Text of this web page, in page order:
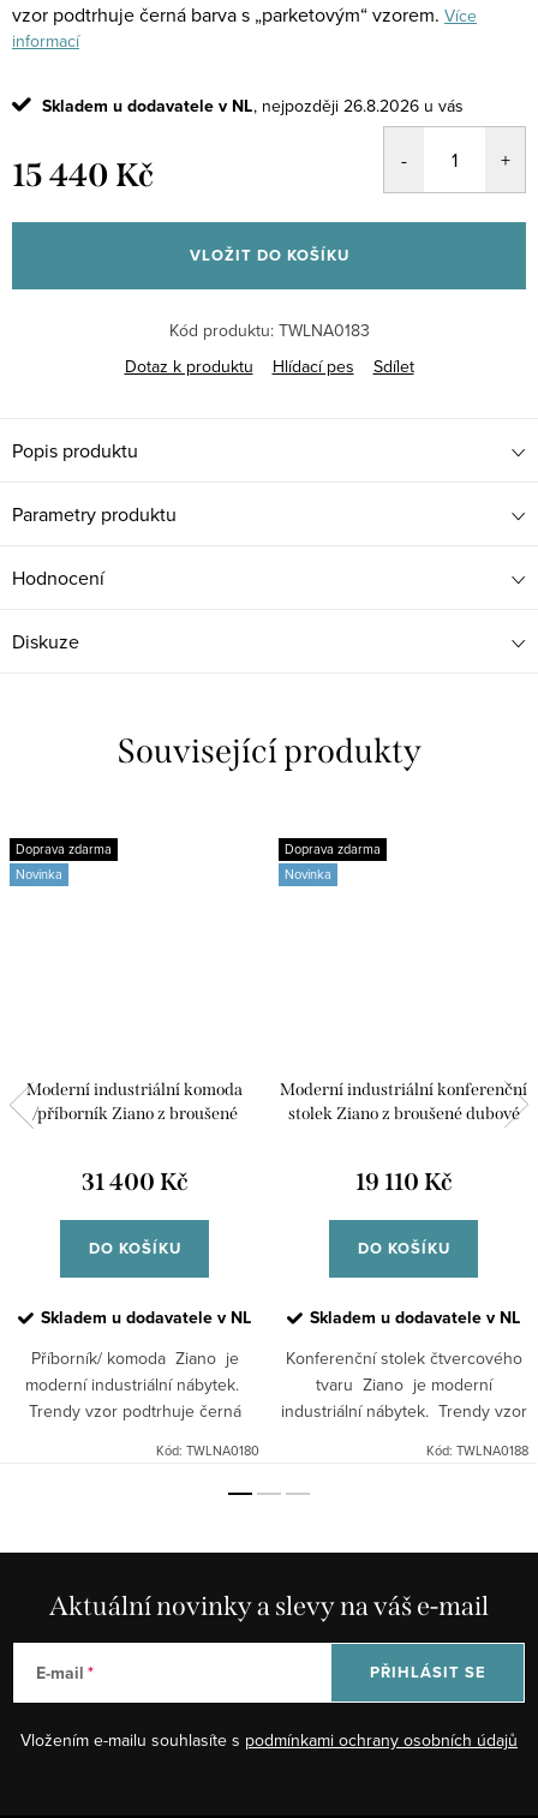
vzor podtrhuje černá barva s „parketovým“ vzorem. Více
informací
Skladem u dodavatele v NL 26.8.2026
15 440 Kč
cena:
VLOŽIT DO KOŠÍKU
Kód produktu: TWLNA0183
Dotaz k produktu
Hlídací pes Sdílet
Popis produktu
Parametry produktu
Hodnocení
Diskuze
Související produkty
Doprava zdarma
Novinka
Moderní industriální komoda
/příborník Ziano z broušené
31 400 Kč
DO KOŠÍKU
Skladem u dodavatele v NL
Příborník/ komoda Ziano je
moderní industriální nábytek.
Trendy vzor podtrhuje černá
Kód: TWLNA0180
Doprava zdarma
Novinka
Moderní industriální konferenční
stolek Ziano z broušené dubové
19 110 Kč
DO KOŠÍKU
Skladem u dodavatele v NL
Konferenční stolek čtvercového
tvaru Ziano je moderní
industriální nábytek. Trendy vzor
Kód: TWLNA0188
Aktuální novinky a slevy na váš e-mail
E-mail
Vložením e-mailu souhlasíte s podmínkami ochrany osobních údajů
PŘIHLÁSIT SE